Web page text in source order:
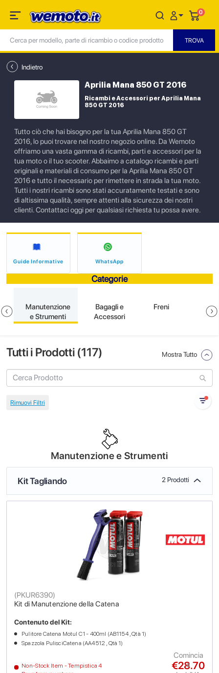
0
Indietro
Aprilia Mana 850 GT 2016
Ricambi e Accessori per Aprilia Mana
850 GT 2016
Tutto ciò che hai bisogno per la tua Aprilia Mana 850 GT
2016, lo puoi trovare nel nostro negozio online. Da Wemoto
offriamo una vasta gamma di ricambi, parti e accessori per la
tua moto o il tuo scooter. Abbaimo a catalogo ricambi e parti
originali e materiali di consumo per la Aprilia Mana 850 GT
2016 e tutto il necessario per rimettere in strada la tua moto.
Tutti i nostri ricambi sono stati accuratamente testati e sono
di altissima qualità, sempre attenti alla sicurezza dei nostri
clienti. Contattaci oggi per qualsiasi richiesta tu possa avere.
Guide Informative WhatsApp
Categorie
Manutenzione
e Strumenti
Bagagli e
Accessori
Freni
Tutti i Prodotti (117) Mostra Tutto
Manutenzione e Strumenti
Kit Tagliando 2 Prodotti
Kit di Manutenzione della Catena
(PKUR6390)
Non-Stock Item - Tempistica 4
Contenuto del Kit:
Pulitore Catena Motul C1 - 400ml (AB1154 , Qtà 1)
Spazzola PulisciCatena (AA4512 , Qtà 1)
€28.70
Comincia
a